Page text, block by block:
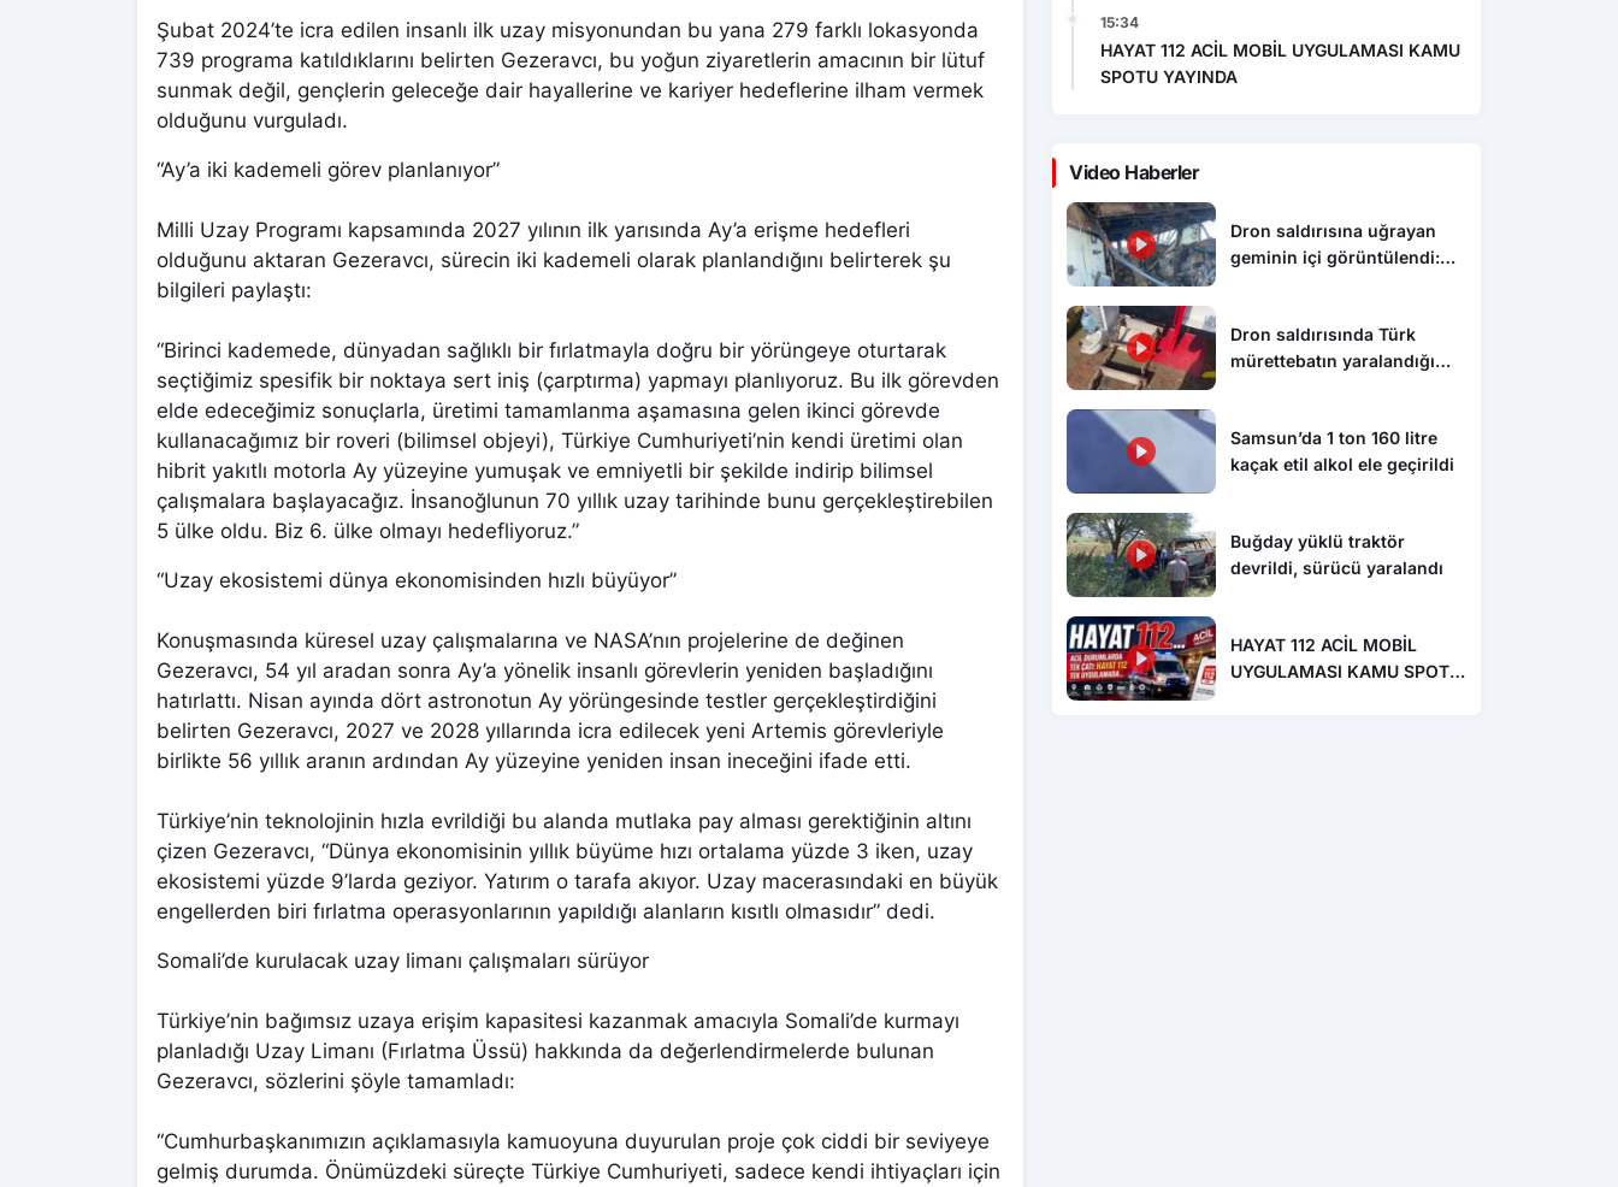
Şubat 2024’te icra edilen insanlı ilk uzay misyonundan bu yana 279 farklı lokasyonda
739 programa katıldıklarını belirten Gezeravcı, bu yoğun ziyaretlerin amacının bir lütuf
sunmak değil, gençlerin geleceğe dair hayallerine ve kariyer hedeflerine ilham vermek
olduğunu vurguladı.
“Ay’a iki kademeli görev planlanıyor”
Milli Uzay Programı kapsamında 2027 yılının ilk yarısında Ay’a erişme hedefleri
olduğunu aktaran Gezeravcı, sürecin iki kademeli olarak planlandığını belirterek şu
bilgileri paylaştı:
“Birinci kademede, dünyadan sağlıklı bir fırlatmayla doğru bir yörüngeye oturtarak
seçtiğimiz spesifik bir noktaya sert iniş (çarptırma) yapmayı planlıyoruz. Bu ilk görevden
elde edeceğimiz sonuçlarla, üretimi tamamlanma aşamasına gelen ikinci görevde
kullanacağımız bir roveri (bilimsel objeyi), Türkiye Cumhuriyeti’nin kendi üretimi olan
hibrit yakıtlı motorla Ay yüzeyine yumuşak ve emniyetli bir şekilde indirip bilimsel
çalışmalara başlayacağız. İnsanoğlunun 70 yıllık uzay tarihinde bunu gerçekleştirebilen
5 ülke oldu. Biz 6. ülke olmayı hedefliyoruz.”
“Uzay ekosistemi dünya ekonomisinden hızlı büyüyor”
Konuşmasında küresel uzay çalışmalarına ve NASA’nın projelerine de değinen
Gezeravcı, 54 yıl aradan sonra Ay’a yönelik insanlı görevlerin yeniden başladığını
hatırlattı. Nisan ayında dört astronotun Ay yörüngesinde testler gerçekleştirdiğini
belirten Gezeravcı, 2027 ve 2028 yıllarında icra edilecek yeni Artemis görevleriyle
birlikte 56 yıllık aranın ardından Ay yüzeyine yeniden insan ineceğini ifade etti.
Türkiye’nin teknolojinin hızla evrildiği bu alanda mutlaka pay alması gerektiğinin altını
çizen Gezeravcı, “Dünya ekonomisinin yıllık büyüme hızı ortalama yüzde 3 iken, uzay
ekosistemi yüzde 9’larda geziyor. Yatırım o tarafa akıyor. Uzay macerasındaki en büyük
engellerden biri fırlatma operasyonlarının yapıldığı alanların kısıtlı olmasıdır” dedi.
Somali’de kurulacak uzay limanı çalışmaları sürüyor
Türkiye’nin bağımsız uzaya erişim kapasitesi kazanmak amacıyla Somali’de kurmayı
planladığı Uzay Limanı (Fırlatma Üssü) hakkında da değerlendirmelerde bulunan
Gezeravcı, sözlerini şöyle tamamladı:
“Cumhurbaşkanımızın açıklamasıyla kamuoyuna duyurulan proje çok ciddi bir seviyeye
gelmiş durumda. Önümüzdeki süreçte Türkiye Cumhuriyeti, sadece kendi ihtiyaçları için
15:34
HAYAT 112 ACİL MOBİL UYGULAMASI KAMU
SPOTU YAYINDA
Video Haberler
Dron saldırısına uğrayan
geminin içi görüntülendi:
Dron saldırısında Türk
mürettebatın yaralandığı
Samsun’da 1 ton 160 litre
kaçak etil alkol ele geçirildi
Buğday yüklü traktör
devrildi, sürücü yaralandı
HAYAT 112 ACİL MOBİL
UYGULAMASI KAMU SPOTU